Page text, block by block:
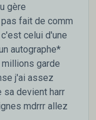
gère
fait de comm
celui d'une
autographe*
millions garde
j'ai assez
sa devient harr
mdrrr allez